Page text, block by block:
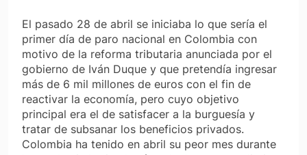
El pasado 28 de abril se iniciaba lo que sería el
primer día de paro nacional en Colombia con
motivo de la reforma tributaria anunciada por el
gobierno de Iván Duque y que pretendía ingresar
más de 6 mil millones de euros con el fin de
reactivar la economía, pero cuyo objetivo
principal era el de satisfacer a la burguesía y
tratar de subsanar los beneficios privados.
Colombia ha tenido en abril su peor mes durante